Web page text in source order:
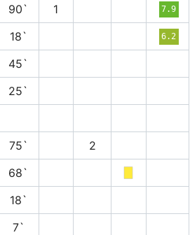
90` 1 7.9
18` 6.2
45`
25`
75`
2
68`
18`
7`